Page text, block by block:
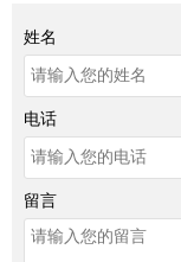
姓名
电话
留言